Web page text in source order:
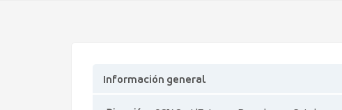
Información general